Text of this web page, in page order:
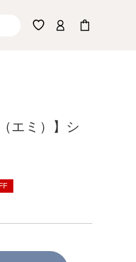
エミ）】シ